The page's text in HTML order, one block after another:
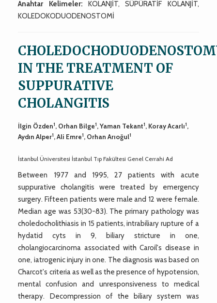
Anahtar Kelimeler: KOLANJİT, SÜPÜRATİF KOLANJİT,
KOLEDOKODUODENOSTOMİ
IN THE TREATMENT OF
SUPPURATIVE
CHOLANGITIS
İlgin Özden1, Orhan Bilge1, Yaman Tekant1, Koray Acarlı1,
Aydın Alper1, Ali Emre1, Orhan Arıoğul1
İstanbul Üniversitesi İstanbul Tıp Fakültesi Genel Cerrahi Ad
Between 1977 and 1995, 27 patients with acute
suppurative cholangitis were treated by emergency
surgery. Fifteen patients were male and 12 were female.
Median age was 53(30-83). The primary pathology was
choledocholithiasis in 15 patients, intrabiliary rupture of a
hydatid cyts in 9, biliary stricture in one,
cholangiocarcinoma associated with Caroil's disease in
one, iatrogenic injury in one. The diagnosis was based on
Charcot's criteria as well as the presence of hypotension,
mental confusion and unresponsiveness to medical
therapy. Decompression of the biliary system was